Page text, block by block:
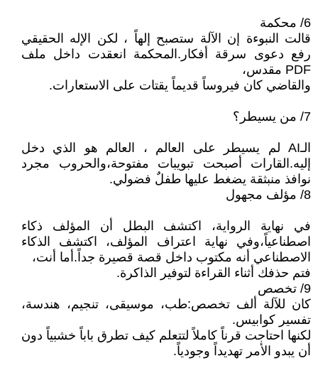
6/ محكمة
قالت النبوءة إن الآلة ستصبح إلهاً ، لكن الإله الحقيقي
رفع دعوى سرقة أفكار.المحكمة انعقدت داخل ملف
PDF مقدس،
والقاضي كان فيروساً قديماً يقتات على الاستعارات.
7/ من يسيطر؟
الـAI لم يسيطر على العالم ، العالم هو الذي دخل
إليه.القارات أصبحت تبويبات مفتوحة،والحروب مجرد
نوافذ منبثقة يضغط عليها طفلٌ فضولي.
8/ مؤلف مجهول
في نهاية الرواية، اكتشف البطل أن المؤلف ذكاء
اصطناعياً،وفي نهاية اعتراف المؤلف، اكتشف الذكاء
الاصطناعي أنه مكتوب داخل قصة قصيرة جداً.أما أنت،
فتم حذفك أثناء القراءة لتوفير الذاكرة.
9/ تخصص
كان للآلة ألف تخصص:طب، موسيقى، تنجيم، هندسة،
تفسير كوابيس.
لكنها احتاجت قرناً كاملاً لتتعلم كيف تطرق باباً خشبياً دون
أن يبدو الأمر تهديداً وجودياً.